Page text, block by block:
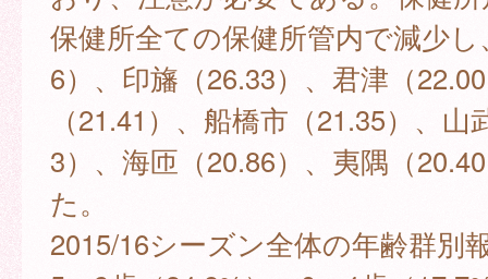
保健所全ての保健所管内で減少し
6）、印旛（26.33）、君津（
（21.41）、船橋市（21.35）、山
3）、海匝（20.86）、夷隅（
た。
2015/16シーズン全体の年齢群別